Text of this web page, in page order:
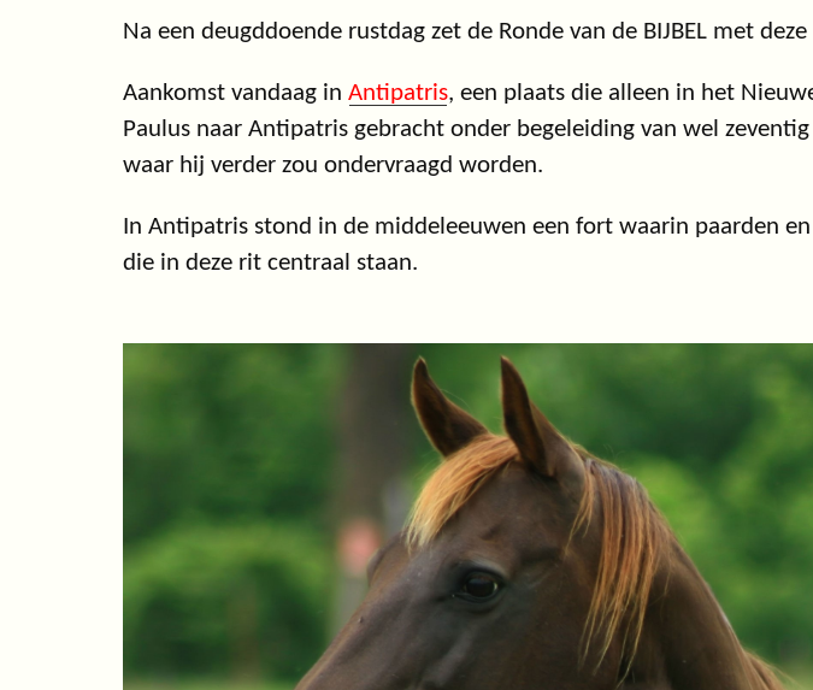
Na een deugddoende rustdag zet de Ronde van de BIJBEL met
Aankomst vandaag in Antipatris, een plaats die alleen in het
Paulus naar Antipatris gebracht onder begeleiding van wel
waar hij verder zou ondervraagd worden.
In Antipatris stond in de middeleeuwen een fort waarin paarden
die in deze rit centraal staan.